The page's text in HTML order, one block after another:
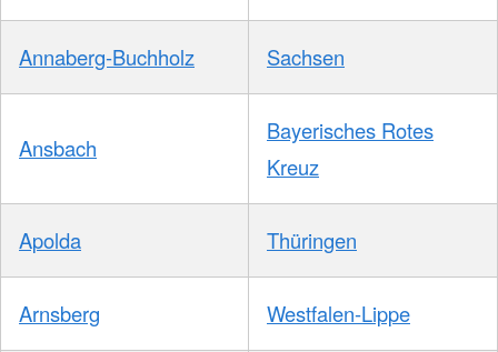
Annaberg-Buchholz Sachsen
Ansbach
Bayerisches Rotes
Kreuz
Apolda Thüringen
Arnsberg Westfalen-Lippe